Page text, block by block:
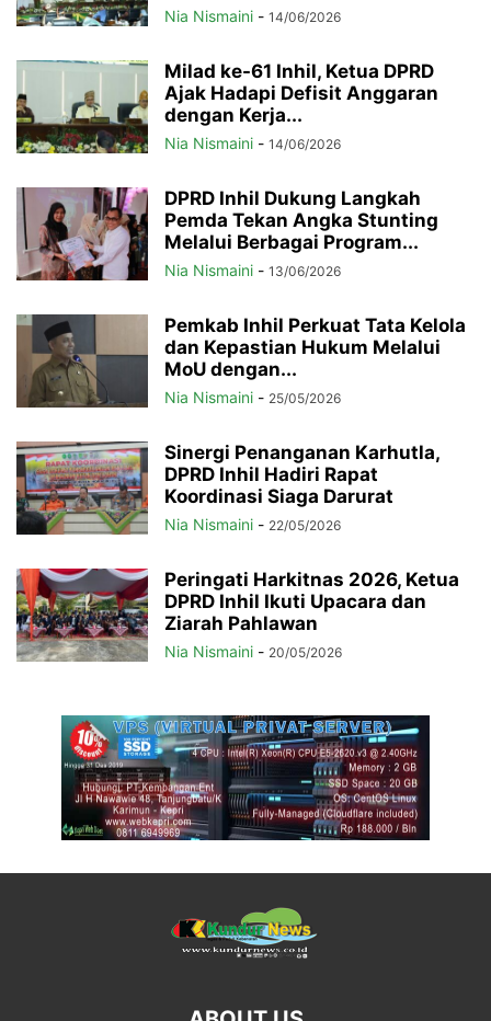
Nia Nismaini - 14/06/2026
Milad ke-61 Inhil, Ketua DPRD
Ajak Hadapi Defisit Anggaran
dengan Kerja...
Nia Nismaini - 14/06/2026
DPRD Inhil Dukung Langkah
Pemda Tekan Angka Stunting
Melalui Berbagai Program...
Nia Nismaini - 13/06/2026
Pemkab Inhil Perkuat Tata Kelola
dan Kepastian Hukum Melalui
MoU dengan...
Nia Nismaini - 25/05/2026
Sinergi Penanganan Karhutla,
DPRD Inhil Hadiri Rapat
Koordinasi Siaga Darurat
Nia Nismaini - 22/05/2026
Peringati Harkitnas 2026, Ketua
DPRD Inhil Ikuti Upacara dan
Ziarah Pahlawan
Nia Nismaini - 20/05/2026